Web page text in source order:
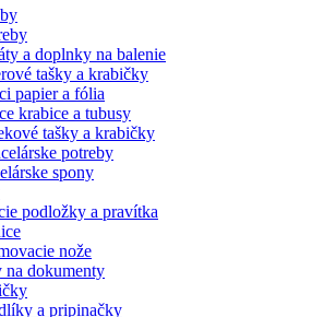
a doplnky na balenie
tašky a krabičky
papier a fólia
krabice a tubusy
tašky a krabičky
potreby
spony
podložky a pravítka
nože
dokumenty
a pripinačky